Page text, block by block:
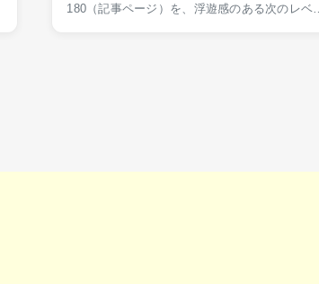
180（記事ページ）を、浮遊感のある次のレベル